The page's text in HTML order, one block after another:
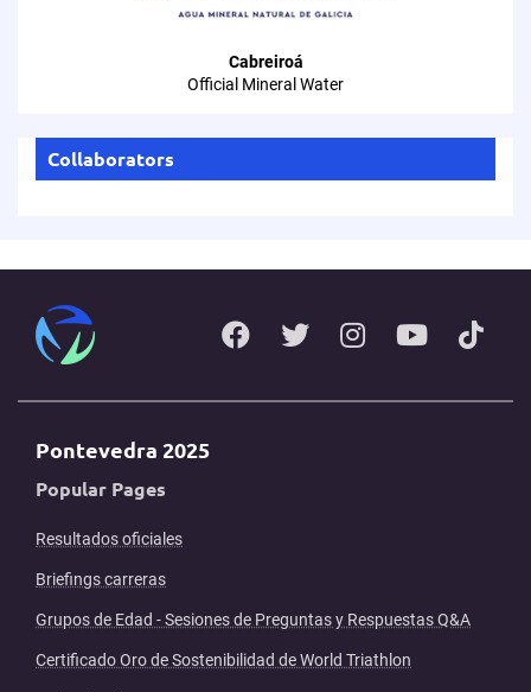
Cabreiroá
Official Mineral Water
Collaborators
Pontevedra 2025
Popular Pages
Resultados oficiales
Briefings carreras
Grupos de Edad - Sesiones de Preguntas y Respuestas Q&A
Certificado Oro de Sostenibilidad de World Triathlon